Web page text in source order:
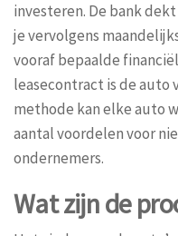
investeren. De bank
je vervolgens
vooraf bepaalde
leasecontract is de auto
methode kan elke auto
aantal voordelen voor
ondernemers.
Wat zijn de